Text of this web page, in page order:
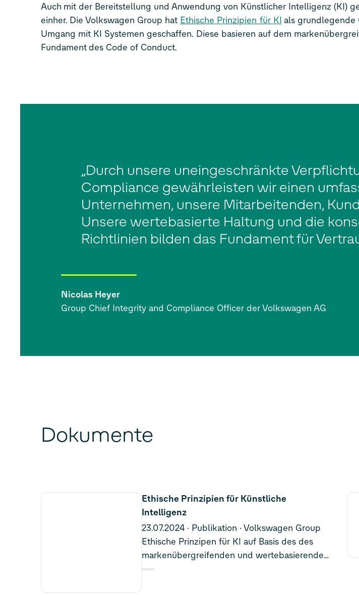
Auch mit der Bereitstellung und Anwendung von Künstlicher Intelligenz (KI)
einher. Die Volkswagen Group hat Ethische Prinzipien für KI als grundlegende
Umgang mit KI Systemen geschaffen. Diese basieren auf dem
Fundament des Code of Conduct.
„Durch unsere uneingeschränkte
Compliance gewährleisten wir einen
Unternehmen, unsere Mitarbeitenden,
Unsere wertebasierte Haltung und die
Richtlinien bilden das Fundament für
Nicolas Heyer
Group Chief Integrity and Compliance Officer der Volkswagen AG​
Dokumente
Ethische Prinzipien für Künstliche
Intelligenz
23.07.2024
Publikation
Volkswagen Group
Ethische Prinzipen für KI auf Basis des des
markenübergreifenden und wertebasierenden
Fundaments des Code of Conduct